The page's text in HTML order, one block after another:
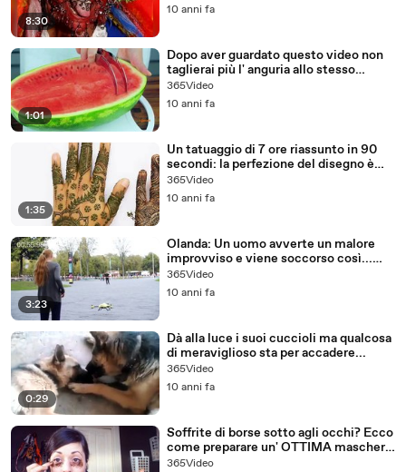
8:30
10 anni fa
1:01
Dopo aver guardato questo video non
taglierai più l' anguria allo stesso
modo...
365Video
10 anni fa
1:35
Un tatuaggio di 7 ore riassunto in 90
secondi: la perfezione del disegno è
IPNOTICA!
365Video
10 anni fa
3:23
Olanda: Un uomo avverte un malore
improvviso e viene soccorso così...
NON CI CREDO!
365Video
10 anni fa
0:29
Dà alla luce i suoi cuccioli ma qualcosa
di meraviglioso sta per accadere...
365Video
10 anni fa
Soffrite di borse sotto agli occhi? Ecco
come preparare un' OTTIMA maschera
con i FONDI del CAFFè!
365Video